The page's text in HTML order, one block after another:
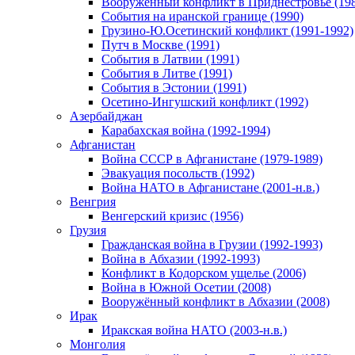
События на иранской границе (1990)
Грузино-Ю.Осетинский конфликт (1991-1992)
Путч в Москве (1991)
События в Латвии (1991)
События в Литве (1991)
События в Эстонии (1991)
Осетино-Ингушский конфликт (1992)
Азербайджан
Карабахская война (1992-1994)
Афганистан
Война СССР в Афганистане (1979-1989)
Эвакуация посольств (1992)
Война НАТО в Афганистане (2001-н.в.)
Венгрия
Венгерский кризис (1956)
Грузия
Гражданская война в Грузии (1992-1993)
Война в Абхазии (1992-1993)
Конфликт в Кодорском ущелье (2006)
Война в Южной Осетии (2008)
Вооружённый конфликт в Абхазии (2008)
Ирак
Иракская война НАТО (2003-н.в.)
Монголия